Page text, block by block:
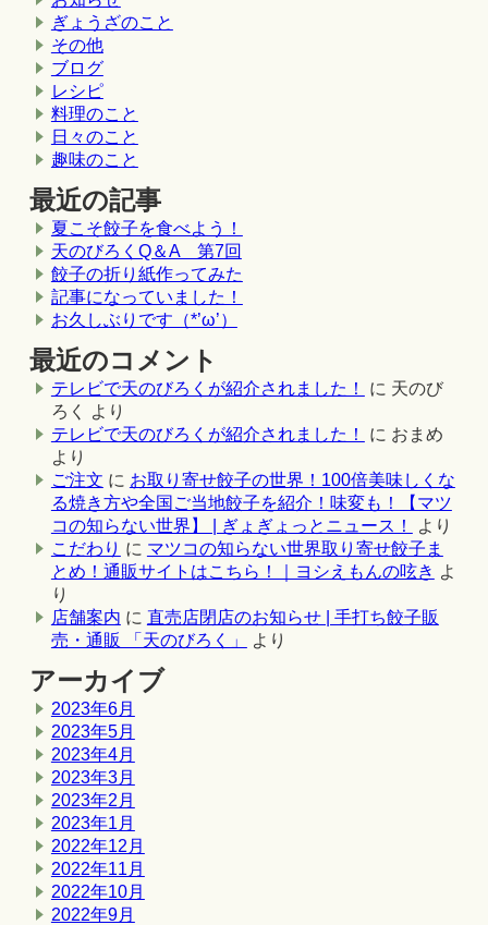
ぎょうざのこと
その他
ブログ
レシピ
料理のこと
日々のこと
趣味のこと
最近の記事
夏こそ餃子を食べよう！
天のびろくQ＆A 第7回
餃子の折り紙作ってみた
記事になっていました！
お久しぶりです（*’ω’）
最近のコメント
テレビで天のびろくが紹介されました！ に 天のび
ろく
より
テレビで天のびろくが紹介されました！
に おまめ
より
ご注文 に お取り寄せ餃子の世界！100倍美味しくな
る焼き方や全国ご当地餃子を紹介！味変も！【マツ
コの知らない世界】 | ぎょぎょっとニュース！
より
こだわり に マツコの知らない世界取り寄せ餃子ま
とめ！通販サイトはこちら！｜ヨシえもんの呟き よ
り
店舗案内 に 直売店閉店のお知らせ | 手打ち餃子販
売・通販 「天のびろく」
より
アーカイブ
2023年6月
2023年5月
2023年4月
2023年3月
2023年2月
2023年1月
2022年12月
2022年11月
2022年10月
2022年9月